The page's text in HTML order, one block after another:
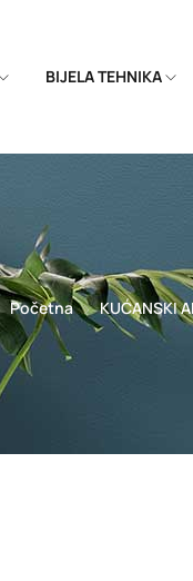
BIJELA TEHNIKA
Početna KUĆANSKI